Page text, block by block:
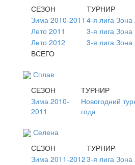
СЕЗОН
ТУРНИР
Зима 2010-2011 4-я лига Зона
Лето 2011
3-я лига Зона
Лето 2012
3-я лига Зона
ВСЕГО
Сплав
СЕЗОН
ТУРНИР
Зима 2010-
2011
Новогодний
года
Селена
СЕЗОН
ТУРНИР
Зима 2011-20123-я лига Зона